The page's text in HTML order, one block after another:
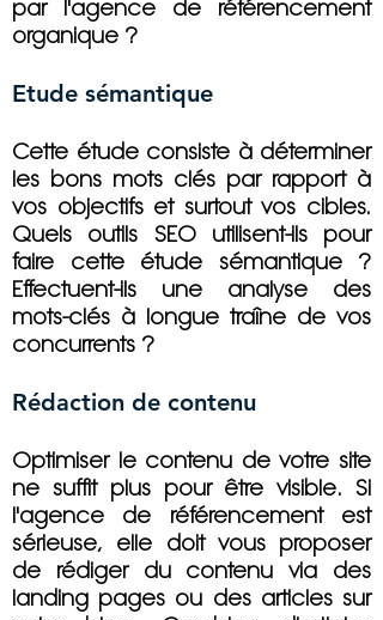
par l'agence de référencement
organique ?
Etude sémantique
Cette étude consiste à déterminer
les bons mots clés par rapport à
vos objectifs et surtout vos cibles.
Quels outils SEO utilisent-ils pour
faire cette étude sémantique ?
Effectuent-ils une analyse des
mots-clés à longue traîne de vos
concurrents ?
Rédaction de contenu
Optimiser le contenu de votre site
ne suffit plus pour être visible. Si
l'agence de référencement est
sérieuse, elle doit vous proposer
de rédiger du contenu via des
landing pages ou des articles sur